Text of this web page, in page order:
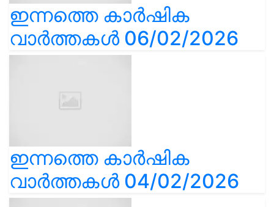
ഇന്നത്തെ കാർഷിക
വാർത്തകൾ 06/02/2026
ഇന്നത്തെ കാർഷിക
വാർത്തകൾ 04/02/2026